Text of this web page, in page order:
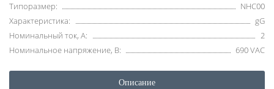
Типоразмер:
NHC00
Характеристика:
gG
Номинальный ток, А:
2
Номинальное напряжение, В:
690 VAC
Описание